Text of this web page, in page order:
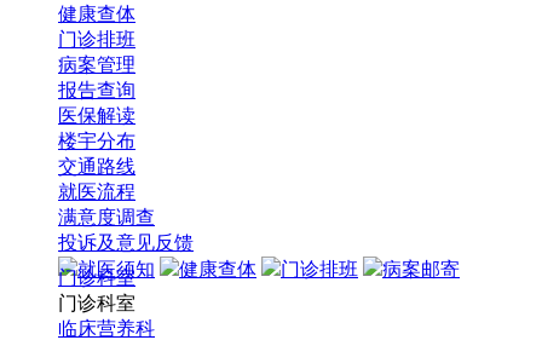
健康查体
门诊排班
病案管理
报告查询
医保解读
楼宇分布
交通路线
就医流程
满意度调查
投诉及意见反馈
就医须知
健康查体 门诊排班 病案邮寄
门诊科室
门诊科室
临床营养科